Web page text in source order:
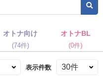
オトナ向け
(74件)
オトナBL
(0件)
表示件数